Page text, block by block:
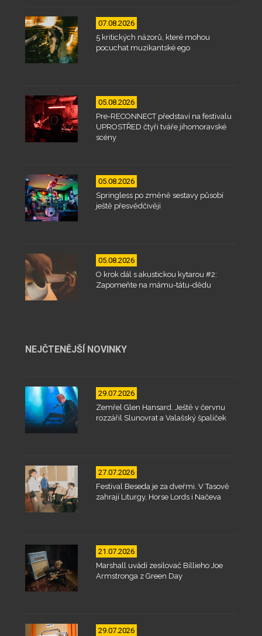
07.08.2026
5 kritických názorů, které mohou
pocuchat muzikantské ego
05.08.2026
Pre-RECONNECT představí na festivalu
UPROSTŘED čtyři tváře jihomoravské
scény
05.08.2026
Springless po změně sestavy působí
ještě přesvědčivěji
05.08.2026
O krok dál s akustickou kytarou #2:
Zapomeňte na mámu-tátu-dědu
NEJČTENĚJŠÍ NOVINKY
29.07.2026
Zemřel Glen Hansard. Ještě v červnu
rozzářil Slunovrat a Valašský špalíček
27.07.2026
Festival Beseda je za dveřmi. V Tasově
zahrají Liturgy, Horse Lords i Načeva
21.07.2026
Marshall uvádí zesilovač Billieho Joe
Armstronga z Green Day
29.07.2026